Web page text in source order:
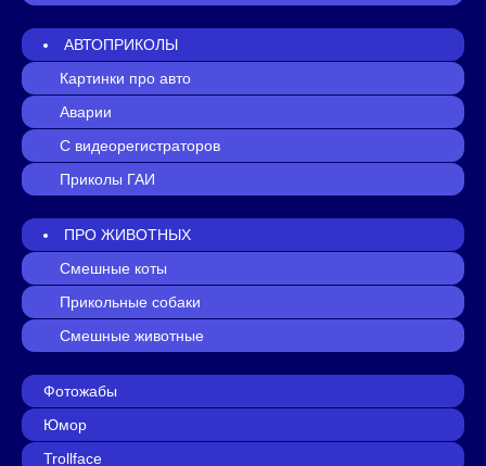
АВТОПРИКОЛЫ
Картинки про авто
Аварии
С видеорегистраторов
Приколы ГАИ
ПРО ЖИВОТНЫХ
Смешные коты
Прикольные собаки
Смешные животные
Фотожабы
Юмор
Trollface